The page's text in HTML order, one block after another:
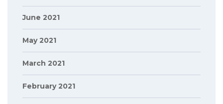
June 2021
May 2021
March 2021
February 2021